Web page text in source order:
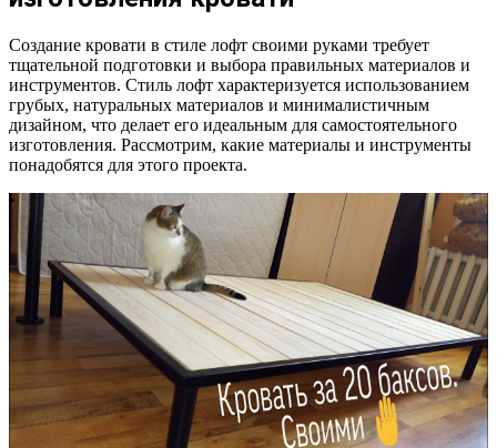
Создание кровати в стиле лофт своими руками требует
тщательной подготовки и выбора правильных материалов и
инструментов. Стиль лофт характеризуется использованием
грубых, натуральных материалов и минималистичным
дизайном, что делает его идеальным для самостоятельного
изготовления. Рассмотрим, какие материалы и инструменты
понадобятся для этого проекта.